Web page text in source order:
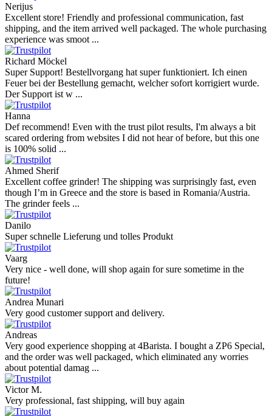
Nerijus
Excellent store! Friendly and professional communication, fast
shipping, and the item arrived well packaged. The whole purchasing
experience was smoot ...
Richard Möckel
Super Support! Bestellvorgang hat super funktioniert. Ich einen
Feuer bei der Bestellung gemacht, welcher sofort korrigiert wurde.
Der Support ist w ...
Hanna
Def recommend! Even with the trust pilot results, I'm always a bit
scared ordering from websites I did not hear of before, but this one
is 100% solid ...
Ahmed Sherif
Excellent coffee grinder! The shipping was surprisingly fast, even
though I’m in Greece and the store is based in Romania/Austria.
The grinder feels ...
Danilo
Super schnelle Lieferung und tolles Produkt
Vaarg
Very nice - well done, will shop again for sure sometime in the
future!
Andrea Munari
Very good customer support and delivery.
Andreas
Very good experience shopping at 4Barista. I bought a ZP6 Special,
and the order was well packaged, which eliminated any worries
about potential damag ...
Victor M.
Very professional, fast shipping, will buy again